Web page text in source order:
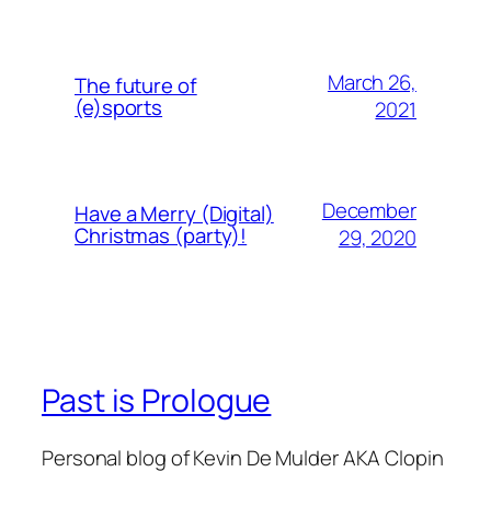
The future of
(e)sports
March 26,
2021
Have a Merry (Digital)
Christmas (party)!
December
29, 2020
Past is Prologue
Personal blog of Kevin De Mulder AKA Clopin